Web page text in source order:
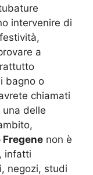
intervenire di
a
bagno o
chiamati
delle
non è
infatti
negozi, studi